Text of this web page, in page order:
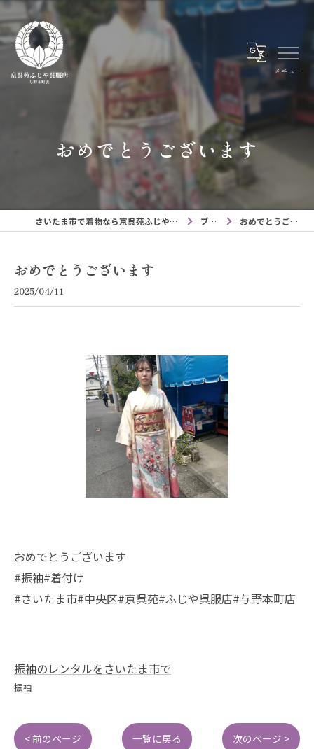
メニュー
おめでとうございます
さいたま市で着物なら京呉苑ふじや呉服店与野本町店 ブログ おめでとうございます
おめでとうございます
2025/04/11
おめでとうございます
#振袖#着付け
#さいたま市#中央区#京呉苑#ふじや呉服店#与野本町店
振袖のレンタルをさいたま市で
振袖
< 前のページ 一覧に戻る 次のページ >